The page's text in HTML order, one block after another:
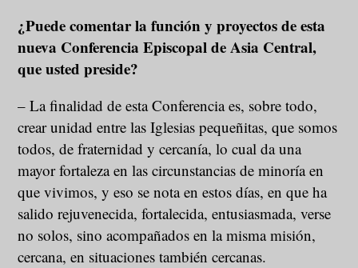
¿Puede comentar la función y proyectos de esta
nueva Conferencia Episcopal de Asia Central,
que usted preside?
– La finalidad de esta Conferencia es, sobre todo,
crear unidad entre las Iglesias pequeñitas, que somos
todos, de fraternidad y cercanía, lo cual da una
mayor fortaleza en las circunstancias de minoría en
que vivimos, y eso se nota en estos días, en que ha
salido rejuvenecida, fortalecida, entusiasmada, verse
no solos, sino acompañados en la misma misión,
cercana, en situaciones también cercanas.